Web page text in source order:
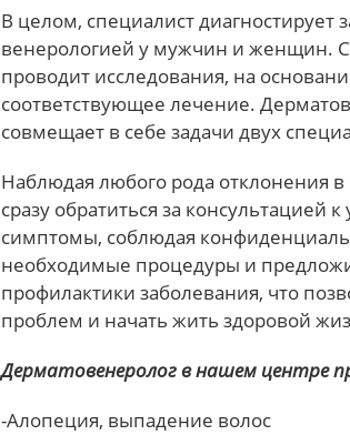
В целом, специалист диагностирует
венерологией у мужчин и женщин.
проводит исследования, на
соответствующее лечение.
совмещает в себе задачи двух
Наблюдая любого рода отклонения
сразу обратиться за консультацией
симптомы, соблюдая
необходимые процедуры и
профилактики заболевания, что
проблем и начать жить здоровой
Дерматовенеролог в нашем центре
-Алопеция, выпадение волос